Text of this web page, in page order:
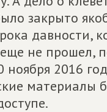
закрыто
давности,
не прошел,
ноября 2016
материалы